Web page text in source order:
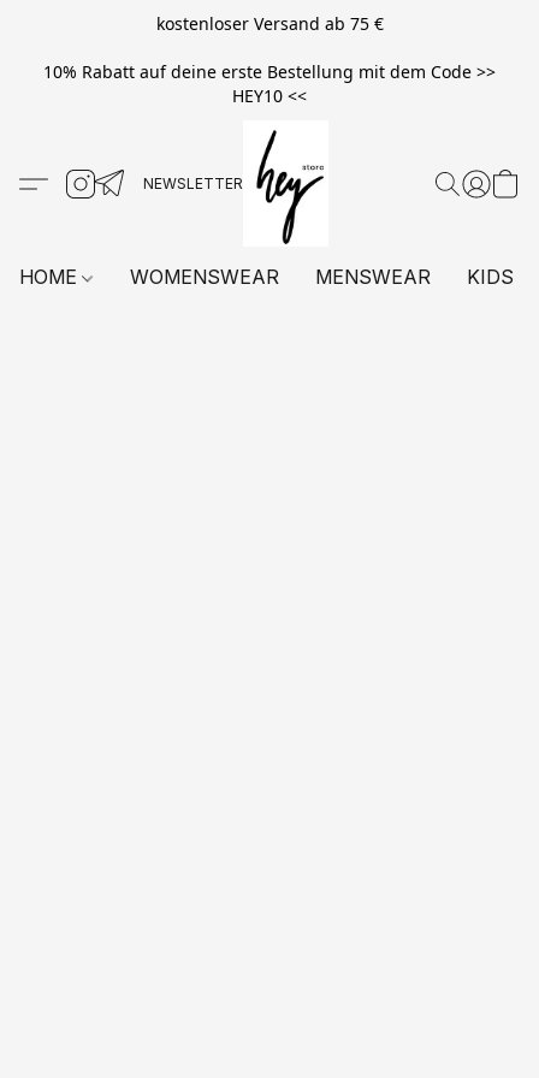
kostenloser Versand ab 75 €
10% Rabatt auf deine erste Bestellung mit dem Code >>
HEY10 <<
HOME WOMENSWEAR MENSWEAR KIDS